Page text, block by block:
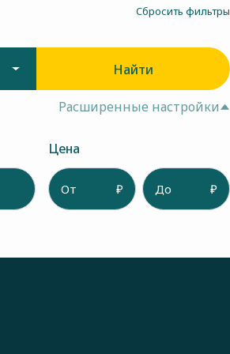
Сбросить фильтры
Найти
Расширенные настройки
Цена
От ₽ До ₽